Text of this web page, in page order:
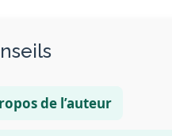
de l’auteur